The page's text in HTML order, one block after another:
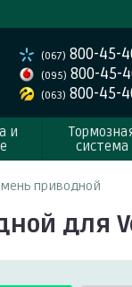
(067) 800-45-
(095) 800-45-
(063) 800-45-
и
система
приводной
для